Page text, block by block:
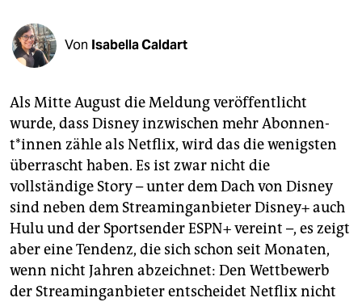
shop
fragen & hilfe
unterstützen
abo
genossenschaft
epaper login
Von Isabella Caldart
Als Mitte August die Meldung veröffentlicht
wurde, dass Disney inzwischen mehr Abon­nen­
t*in­nen zähle als Netflix, wird das die wenigsten
überrascht haben. Es ist zwar nicht die
vollständige Story – unter dem Dach von Disney
sind neben dem Streaminganbieter Disney+ auch
Hulu und der Sportsender ESPN+ vereint –, es zeigt
aber eine Tendenz, die sich schon seit Monaten,
wenn nicht Jahren abzeichnet: Den Wettbewerb
der Streaminganbieter entscheidet Netflix nicht